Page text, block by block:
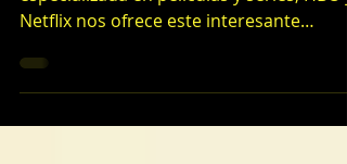
El portal ESPINOF , página web
Netflix nos ofrece este interesante
artículo sobre el invento...